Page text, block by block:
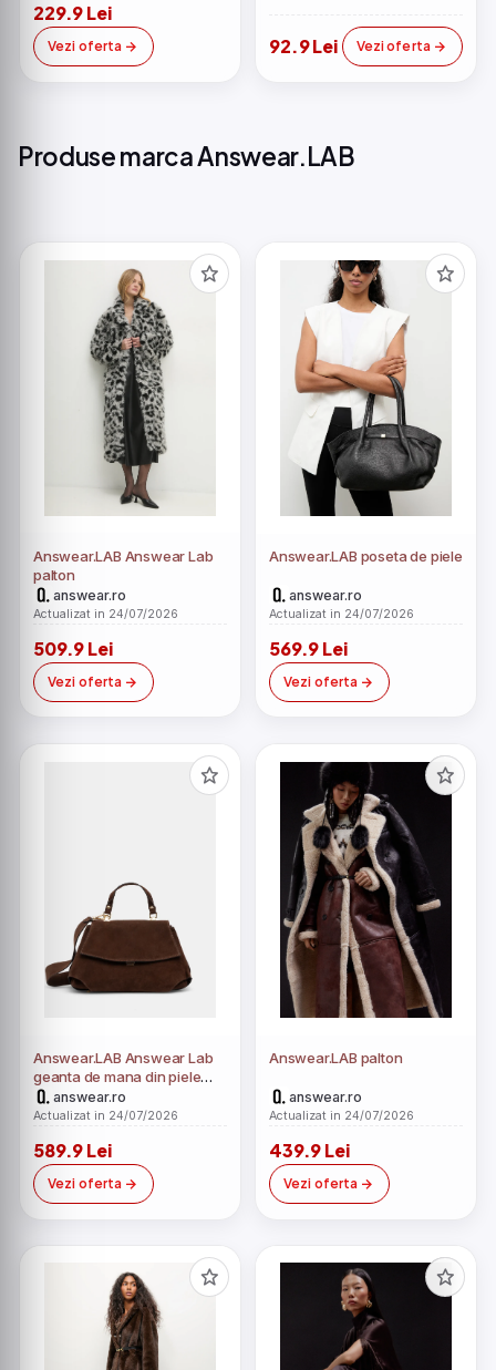
229.9 Lei
Vezi oferta 92.9 Lei Vezi oferta
Produse marca Answear.LAB
Answear.LAB Answear Lab
palton
answear.ro
Actualizat in 24/07/2026
509.9 Lei
Vezi oferta
Answear.LAB poseta de piele
answear.ro
Actualizat in 24/07/2026
569.9 Lei
Vezi oferta
Answear.LAB Answear Lab
geanta de mana din piele
intoarsa
answear.ro
Actualizat in 24/07/2026
589.9 Lei
Vezi oferta
Answear.LAB palton
answear.ro
Actualizat in 24/07/2026
439.9 Lei
Vezi oferta